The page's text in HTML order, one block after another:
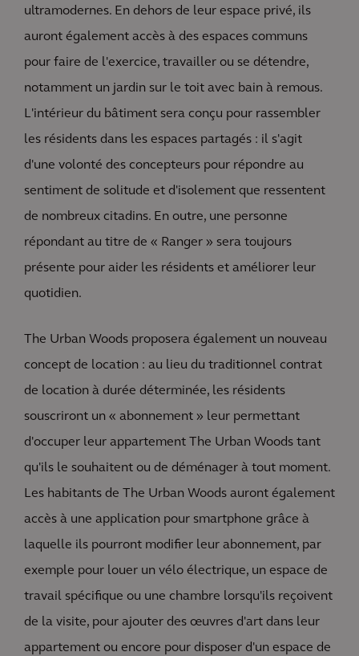
ultramodernes. En dehors de leur espace privé, ils
auront également accès à des espaces communs
pour faire de l'exercice, travailler ou se détendre,
notamment un jardin sur le toit avec bain à remous.
L'intérieur du bâtiment sera conçu pour rassembler
les résidents dans les espaces partagés : il s'agit
d'une volonté des concepteurs pour répondre au
sentiment de solitude et d'isolement que ressentent
de nombreux citadins. En outre, une personne
répondant au titre de « Ranger » sera toujours
présente pour aider les résidents et améliorer leur
quotidien.
The Urban Woods proposera également un nouveau
concept de location : au lieu du traditionnel contrat
de location à durée déterminée, les résidents
souscriront un « abonnement » leur permettant
d'occuper leur appartement The Urban Woods tant
qu'ils le souhaitent ou de déménager à tout moment.
Les habitants de The Urban Woods auront également
accès à une application pour smartphone grâce à
laquelle ils pourront modifier leur abonnement, par
exemple pour louer un vélo électrique, un espace de
travail spécifique ou une chambre lorsqu'ils reçoivent
de la visite, pour ajouter des œuvres d'art dans leur
appartement ou encore pour disposer d'un espace de